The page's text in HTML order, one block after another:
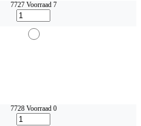
7727 Voorraad 7
7728 Voorraad 0